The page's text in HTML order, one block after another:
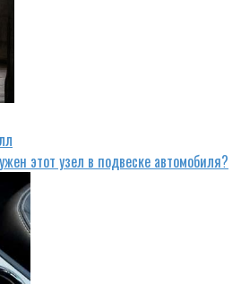
этот узел в подвеске автомобиля?